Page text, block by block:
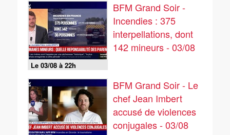
Le 03/08 à 22h
BFM Grand Soir -
Incendies : 375
interpellations, dont
142 mineurs - 03/08
BFM Grand Soir - Le
chef Jean Imbert
accusé de violences
conjugales - 03/08